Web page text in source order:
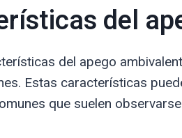
del
del apego
Estas características
que suelen